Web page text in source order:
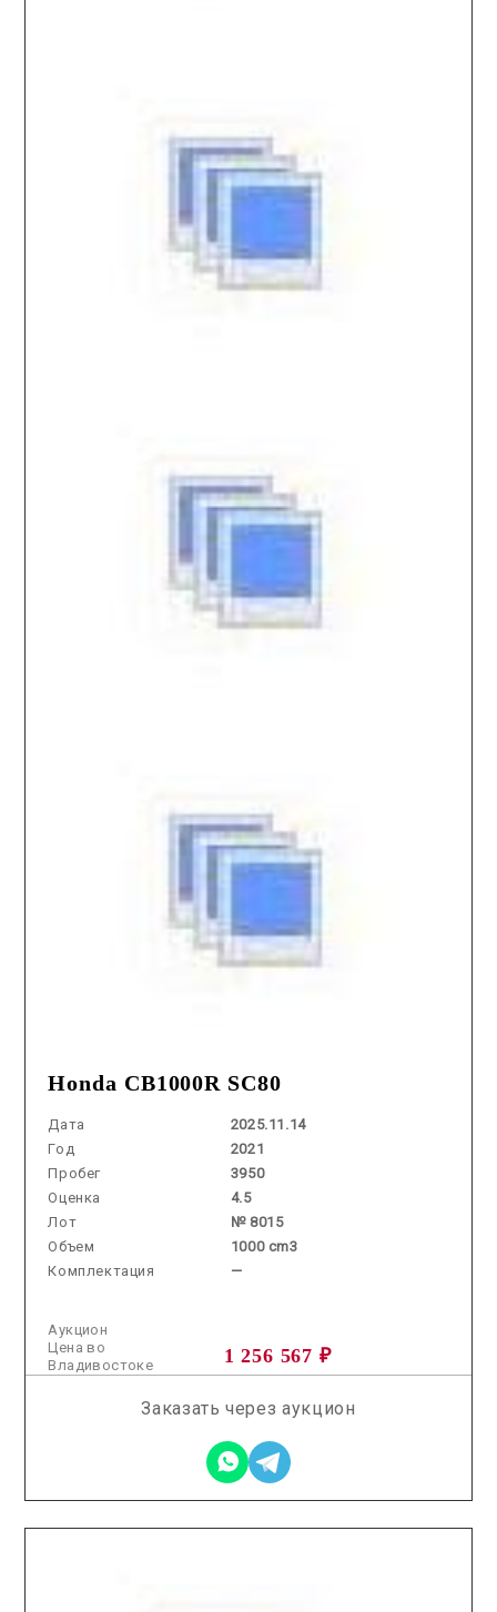
Honda CB1000R SC80
Дата
2025.11.14
Год
2021
Пробег
3950
Оценка
4.5
Лот
№ 8015
Объем
1000 cm3
Комплектация
—
Аукцион
1 256 567 ₽
Цена во
Владивостоке
Заказать через аукцион